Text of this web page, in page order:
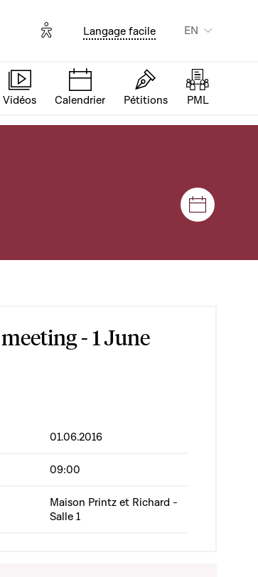
Options d'accessibilité
Langage facile EN
Vidéos Calendrier Pétitions PML
Sessions
- 1 June
01.06.2016
09:00
Maison Printz et Richard -
Salle 1